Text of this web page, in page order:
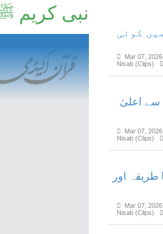
نبی کریم
کوئی
Mar 07, 2026
Nisab (Clips)
اعلیٰ
Mar 07, 2026
Nisab (Clips)
اور
Mar 07, 2026
Nisab (Clips)